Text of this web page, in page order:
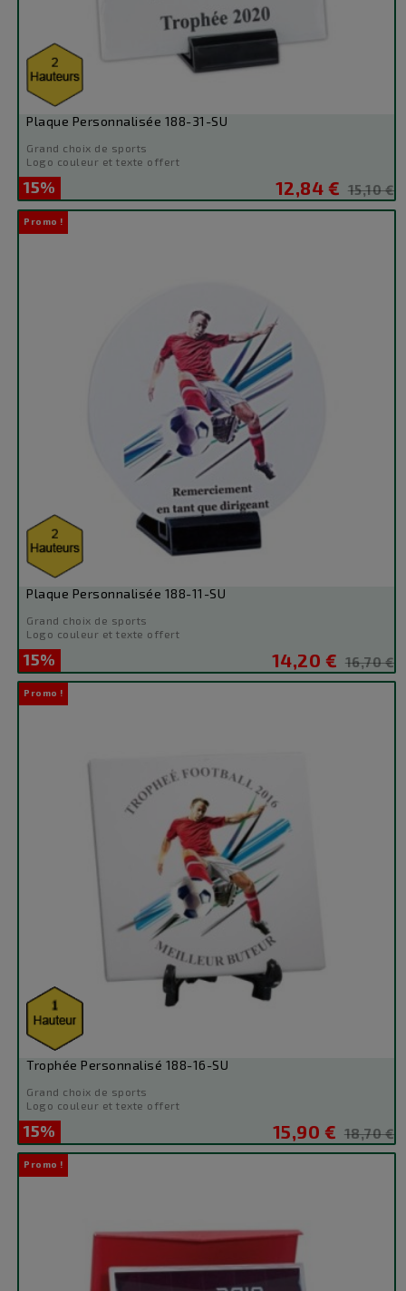
15%
Plaque Personnalisée 188-31-SU
Grand choix de sports
Logo couleur et texte offert
Prix
12,84 € Prix
de
15,10 €
Promo !
15%
Plaque Personnalisée 188-11-SU
Grand choix de sports
Logo couleur et texte offert
Prix
14,20 € Prix
de
16,70 €
Promo !
15%
Trophée Personnalisé 188-16-SU
Grand choix de sports
Logo couleur et texte offert
Prix
15,90 € Prix
de
18,70 €
Promo !